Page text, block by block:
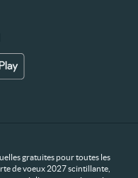
gratuites pour toutes les
de voeux 2027 scintillante,